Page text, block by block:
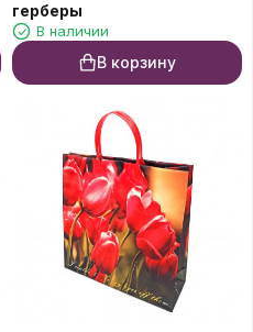
герберы
В наличии
В корзину